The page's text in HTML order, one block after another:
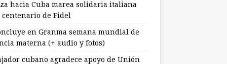
hacia Cuba marea solidaria italiana
centenario de Fidel
en Granma semana mundial de
materna (+ audio y fotos)
cubano agradece apoyo de Unión